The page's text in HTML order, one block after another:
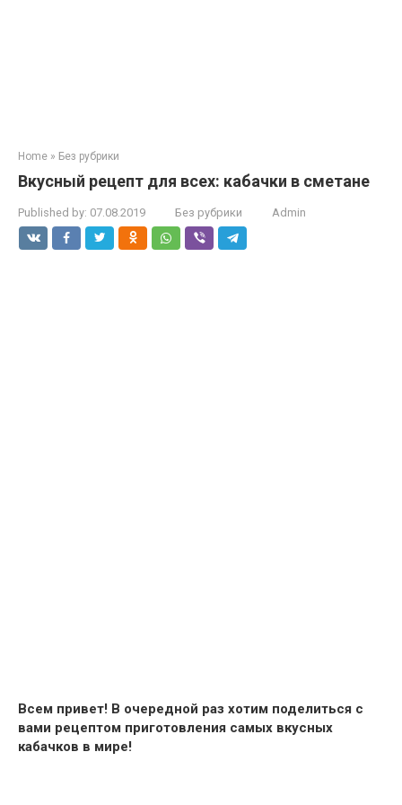
Home » Без рубрики
Вкусный рецепт для всех: кабачки в сметане
Published by: 07.08.2019 Без рубрики Admin
Всем привет! В очередной раз хотим поделиться с
вами рецептом приготовления самых вкусных
кабачков в мире!